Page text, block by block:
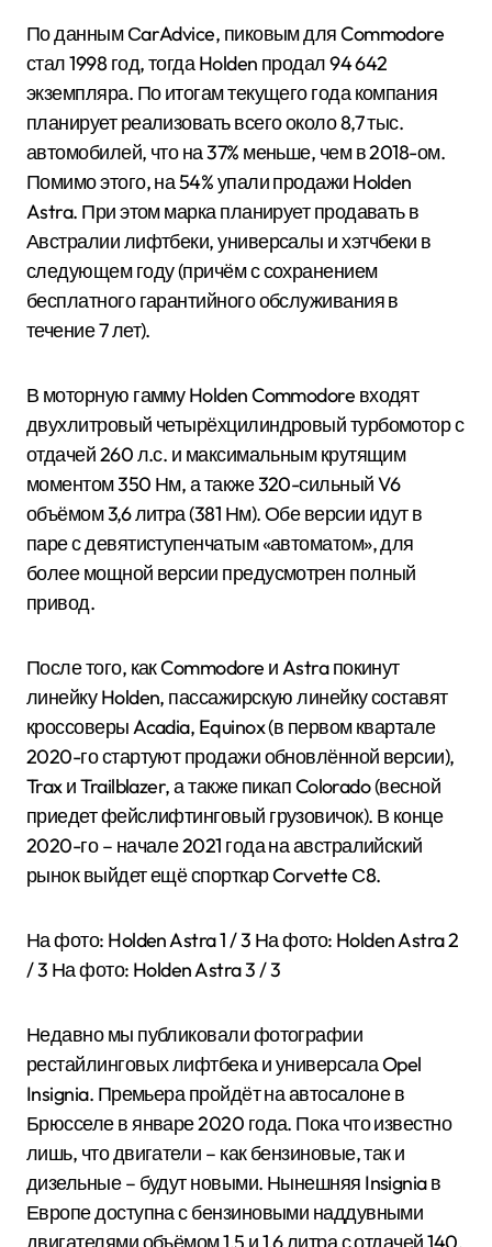
По данным СarAdvice, пиковым для Commodore
стал 1998 год, тогда Holden продал 94 642
экземпляра. По итогам текущего года компания
планирует реализовать всего около 8,7 тыс.
автомобилей, что на 37% меньше, чем в 2018-ом.
Помимо этого, на 54% упали продажи Holden
Astra. При этом марка планирует продавать в
Австралии лифтбеки, универсалы и хэтчбеки в
следующем году (причём с сохранением
бесплатного гарантийного обслуживания в
течение 7 лет).
В моторную гамму Holden Commodore входят
двухлитровый четырёхцилиндровый турбомотор с
отдачей 260 л.с. и максимальным крутящим
моментом 350 Нм, а также 320-сильный V6
объёмом 3,6 литра (381 Нм). Обе версии идут в
паре с девятиступенчатым «автоматом», для
более мощной версии предусмотрен полный
привод.
После того, как Commodore и Astra покинут
линейку Holden, пассажирскую линейку составят
кроссоверы Acadia, Equinox (в первом квартале
2020-го стартуют продажи обновлённой версии),
Trax и Trailblazer, а также пикап Colorado (весной
приедет фейслифтинговый грузовичок). В конце
2020-го – начале 2021 года на австралийский
рынок выйдет ещё спорткар Corvette С8.
На фото: Holden Astra1/ 3 На фото: Holden Astra2
/ 3 На фото: Holden Astra3/ 3
Недавно мы публиковали фотографии
рестайлинговых лифтбека и универсала Opel
Insignia. Премьера пройдёт на автосалоне в
Брюсселе в январе 2020 года. Пока что известно
лишь, что двигатели – как бензиновые, так и
дизельные – будут новыми. Нынешняя Insignia в
Европе доступна с бензиновыми наддувными
двигателями объёмом 1,5 и 1,6 литра с отдачей 140,